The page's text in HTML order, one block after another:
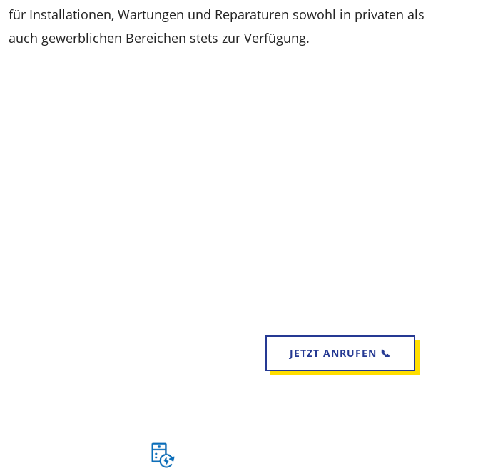
für Installationen, Wartungen und Reparaturen sowohl in privaten als
auch gewerblichen Bereichen stets zur Verfügung.
JETZT ANRUFEN 📞